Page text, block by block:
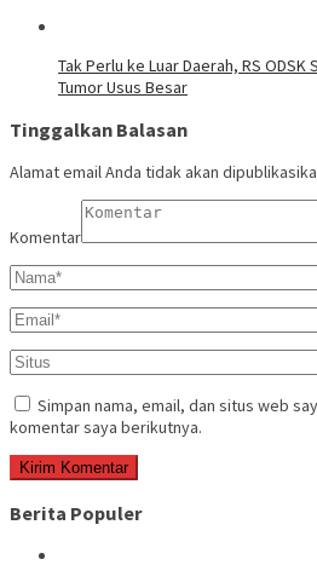
Tak Perlu ke Luar Daerah, RS
Tumor Usus Besar
Tinggalkan Balasan
Alamat email Anda tidak akan
Komentar
Simpan nama, email, dan situs web
komentar saya berikutnya.
Berita Populer